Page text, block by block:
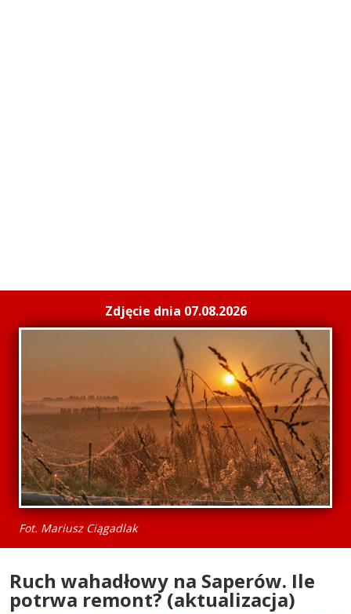
Zdjęcie dnia 07.08.2026
Fot. Mariusz Ciągadlak
Ruch wahadłowy na Saperów. Ile
potrwa remont? (aktualizacja)